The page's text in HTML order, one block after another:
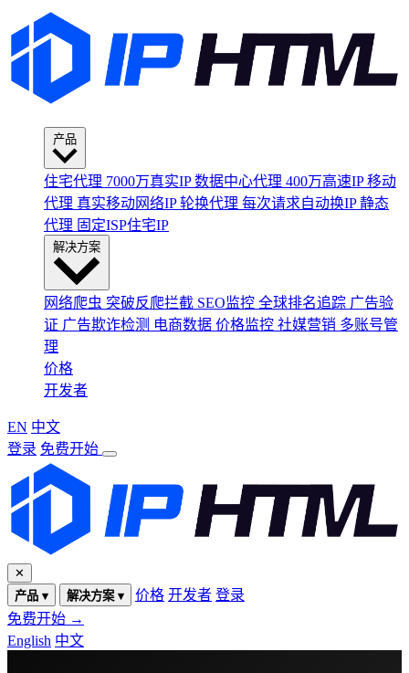
产品
住宅代理 7000万真实IP 数据中心代理 400万高速IP 移动
代理 真实移动网络IP 轮换代理 每次请求自动换IP 静态
代理 固定ISP住宅IP
解决方案
网络爬虫 突破反爬拦截 SEO监控 全球排名追踪 广告验
证 广告欺诈检测 电商数据 价格监控 社媒营销 多账号管
理
价格
开发者
EN 中文
登录 免费开始
✕
产品 ▾
解决方案 ▾ 价格 开发者 登录
免费开始 →
English 中文